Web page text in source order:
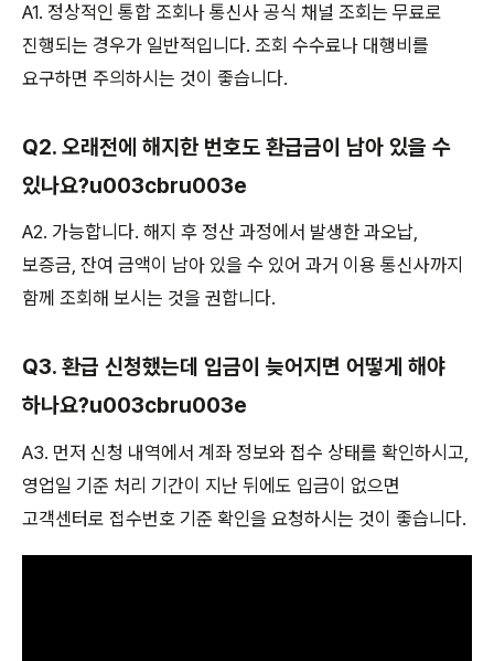
A1. 정상적인 통합 조회나 통신사 공식 채널 조회는 무료로
진행되는 경우가 일반적입니다. 조회 수수료나 대행비를
요구하면 주의하시는 것이 좋습니다.
Q2. 오래전에 해지한 번호도 환급금이 남아 있을 수
있나요?u003cbru003e
A2. 가능합니다. 해지 후 정산 과정에서 발생한 과오납,
보증금, 잔여 금액이 남아 있을 수 있어 과거 이용 통신사까지
함께 조회해 보시는 것을 권합니다.
Q3. 환급 신청했는데 입금이 늦어지면 어떻게 해야
하나요?u003cbru003e
A3. 먼저 신청 내역에서 계좌 정보와 접수 상태를 확인하시고,
영업일 기준 처리 기간이 지난 뒤에도 입금이 없으면
고객센터로 접수번호 기준 확인을 요청하시는 것이 좋습니다.